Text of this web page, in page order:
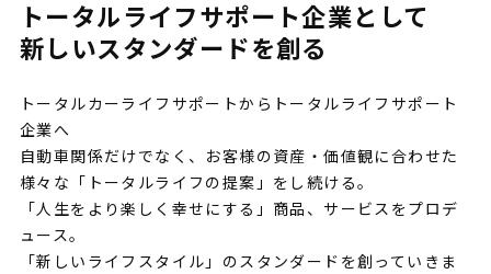
トータルライフサポート企業として
新しいスタンダードを創る
トータルカーライフサポートからトータルライフサポート
企業へ
自動車関係だけでなく、お客様の資産・価値観に合わせた
様々な「トータルライフの提案」をし続ける。
「人生をより楽しく幸せにする」商品、サービスをプロデ
ュース。
「新しいライフスタイル」のスタンダードを創っていきま